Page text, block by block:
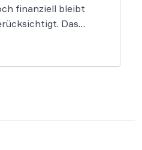
finanziell bleibt
Das
und vielen
zu einer Vergütung